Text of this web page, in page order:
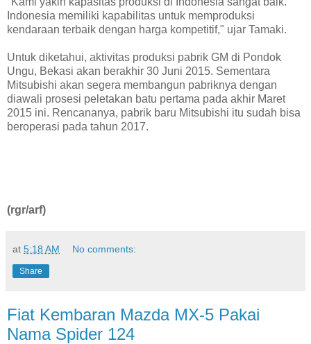
Indonesia memiliki kapabilitas untuk memproduksi
kendaraan terbaik dengan harga kompetitif," ujar Tamaki.
Untuk diketahui, aktivitas produksi pabrik GM di Pondok
Ungu, Bekasi akan berakhir 30 Juni 2015. Sementara
Mitsubishi akan segera membangun pabriknya dengan
diawali prosesi peletakan batu pertama pada akhir Maret
2015 ini. Rencananya, pabrik baru Mitsubishi itu sudah bisa
beroperasi pada tahun 2017.
(rgr/arf)
at 5:18 AM No comments:
Share
Fiat Kembaran Mazda MX-5 Pakai
Nama Spider 124